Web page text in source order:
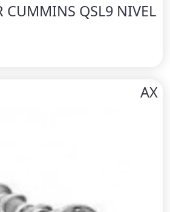
CUMMINS QSL9 NIVEL
AX